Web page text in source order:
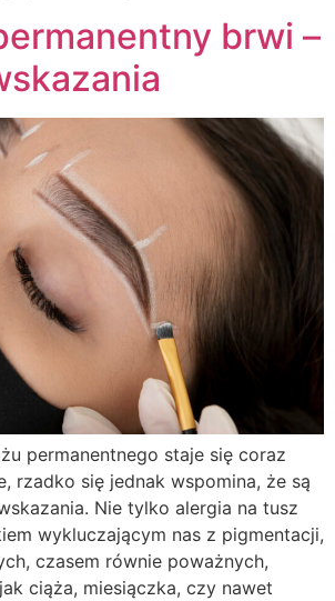
brwi –
permanentnego staje się coraz
rzadko się jednak wspomina, że są
Nie tylko alergia na tusz
wykluczającym nas z pigmentacji,
czasem równie poważnych,
ciąża, miesiączka, czy nawet